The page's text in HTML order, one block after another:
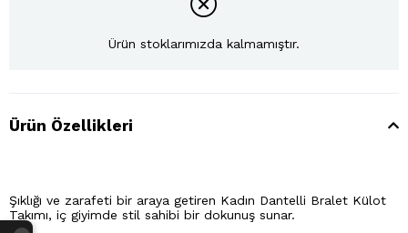
Ürün stoklarımızda kalmamıştır.
Ürün Özellikleri
Şıklığı ve zarafeti bir araya getiren Kadın Dantelli Bralet Külot
Takımı, iç giyimde stil sahibi bir dokunuş sunar.